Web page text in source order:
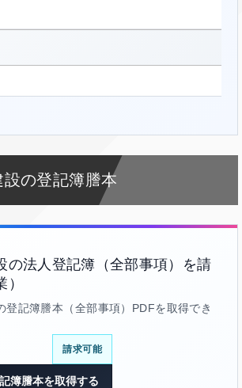
の登記簿謄本
の法人登記簿（全部事項）を請
登記簿謄本（全部事項）PDFを取得でき
請求可能
簿謄本を取得する